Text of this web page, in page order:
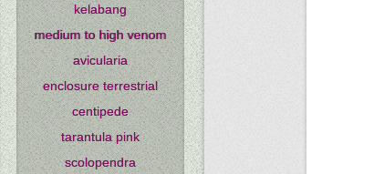
kelabang
medium to high venom
avicularia
enclosure terrestrial
centipede
tarantula pink
scolopendra